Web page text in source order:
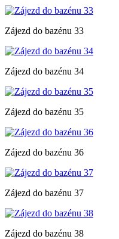
Zájezd do bazénu 33
Zájezd do bazénu 34
Zájezd do bazénu 35
Zájezd do bazénu 36
Zájezd do bazénu 37
Zájezd do bazénu 38